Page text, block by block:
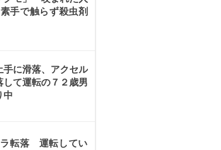
手で触らず殺虫剤
手に滑落、アクセル
て運転の７２歳男
中
ラ転落 運転してい